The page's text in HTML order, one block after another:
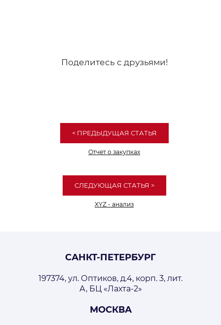
Поделитесь с друзьями!
< ПРЕДЫДУЩАЯ СТАТЬЯ
Отчет о закупках
СЛЕДУЮЩАЯ СТАТЬЯ >
XYZ - анализ
САНКТ-ПЕТЕРБУРГ
197374, ул. Оптиков, д.4, корп. 3, лит.
А, БЦ «Лахта-2»
МОСКВА